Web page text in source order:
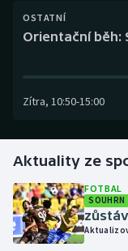
Curling
Golf
Gymnastika
Házená
OSTATNÍ
Orientační běh:
Zítra, 10:50-15:00
Aktuality ze
FOTBAL
SOUHRN